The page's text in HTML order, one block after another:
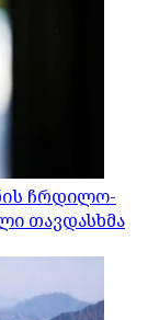
ჩრდილო-
თავდასხმა